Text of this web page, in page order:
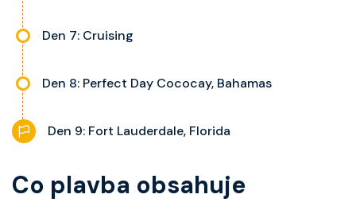
Den 7: Cruising
Den 8: Perfect Day Cococay, Bahamas
Den 9: Fort Lauderdale, Florida
Co plavba obsahuje